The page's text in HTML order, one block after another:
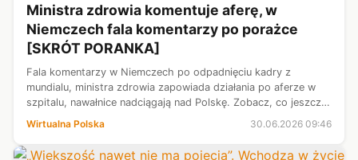
Ministra zdrowia komentuje aferę, w
Niemczech fala komentarzy po porażce
[SKRÓT PORANKA]
Fala komentarzy w Niemczech po odpadnięciu kadry z
mundialu, ministra zdrowia zapowiada działania po aferze w
szpitalu, nawałnice nadciągają nad Polskę. Zobacz, co jeszcze
Wirtualna Polska 30.06.2026 09:46